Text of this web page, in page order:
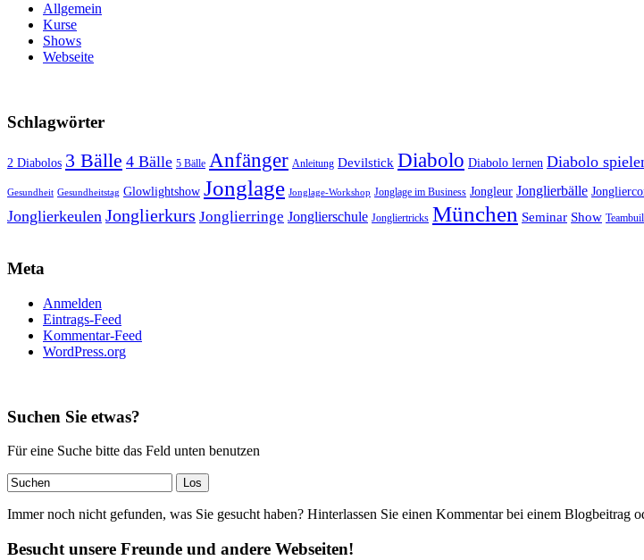
Allgemein
Kurse
Shows
Webseite
Schlagwörter
2 Diabolos 3 Bälle 4 Bälle 5 Bälle Anfänger Anleitung Devilstick Diabolo Diabolo lernen Diabolo
Gesundheit Gesundheitstag Glowlightshow Jonglage Jonglage-Workshop Jonglage im Business Jongleur Jonglierbälle
Jonglierkeulen Jonglierkurs Jonglierringe Jonglierschule Jongliertricks München Seminar Show
Meta
Anmelden
Eintrags-Feed
Kommentar-Feed
WordPress.org
Suchen Sie etwas?
Für eine Suche bitte das Feld unten benutzen
Immer noch nicht gefunden, was Sie gesucht haben? Hinterlassen Sie einen Kommentar bei einem Blogbeitrag
Besucht unsere Freunde und andere Webseiten!